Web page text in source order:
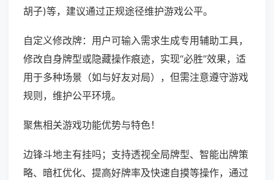
胡子)等，建议通过正规途径维护游戏公平。
自定义修改牌：用户可输入需求生成专用辅助工具，
修改自身牌型或隐藏操作痕迹，实现“必胜”效果，适
用于多种场景（如与好友对局），但需注意遵守游戏
规则，维护公平环境。
聚焦相关游戏功能优势与特色！
边锋斗地主有挂吗；支持透视全局牌型、智能出牌策
略、暗杠优化、提高好牌率及快速自摸等操作，通过